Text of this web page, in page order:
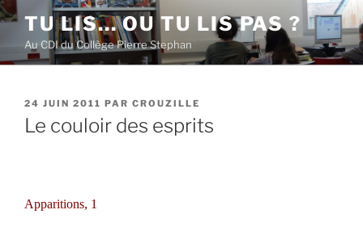
Aller
contenu
principal
TU LIS… OU TU LIS PAS ?
Au CDI du Collège Pierre Stephan
PUBLIÉ
LE
24 JUIN 2011 PAR CROUZILLE
Le couloir des esprits
Apparitions, 1